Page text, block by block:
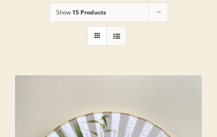
Show 15 Products